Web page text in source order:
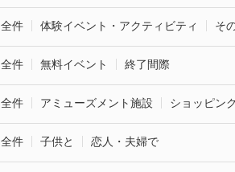
全件 体験イベント・アクティビティ そ
全件 無料イベント 終了間際
全件 アミューズメント施設 ショッピン
全件 子供と 恋人・夫婦で